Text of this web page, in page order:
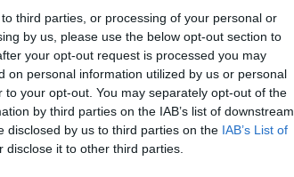
third parties, or processing of your personal or
by us, please use the below opt-out section to
your opt-out request is processed you may
on personal information utilized by us or personal
your opt-out. You may separately opt-out of the
by third parties on the IAB’s list of downstream
disclosed by us to third parties on the IAB’s List of
disclose it to other third parties.